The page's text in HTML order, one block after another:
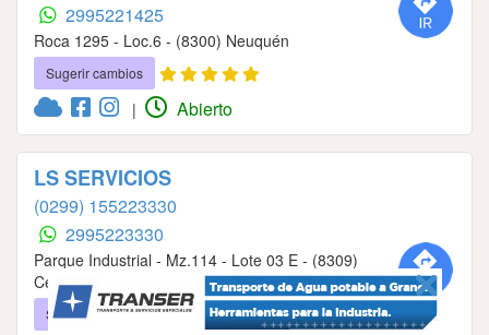
2995221425
Roca 1295 - Loc.6 - (8300) Neuquén
Sugerir cambios
| Abierto
LS SERVICIOS
(0299) 155223330
2995223330
Parque Industrial - Mz.114 - Lote 03 E - (8309)
Centenario
Sugerir cambios